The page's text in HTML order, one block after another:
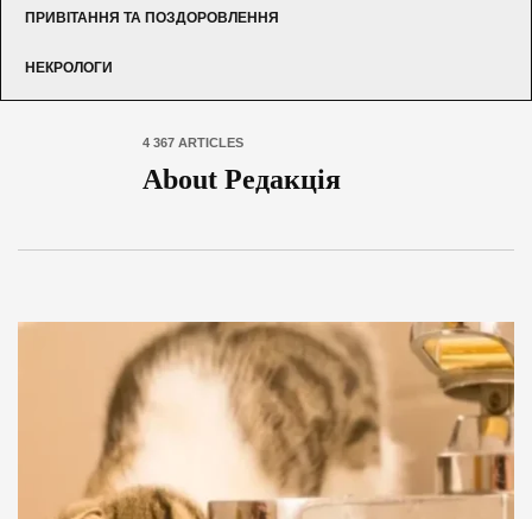
ПРИВІТАННЯ ТА ПОЗДОРОВЛЕННЯ
НЕКРОЛОГИ
4 367 ARTICLES
About Редакція